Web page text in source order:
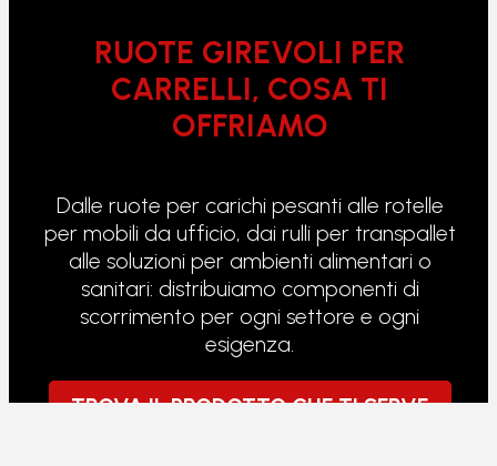
RUOTE GIREVOLI PER
CARRELLI, COSA TI
OFFRIAMO
Dalle ruote per carichi pesanti alle rotelle
per mobili da ufficio, dai rulli per transpallet
alle soluzioni per ambienti alimentari o
sanitari: distribuiamo componenti di
scorrimento per ogni settore e ogni
esigenza.
TROVA IL PRODOTTO CHE TI SERVE